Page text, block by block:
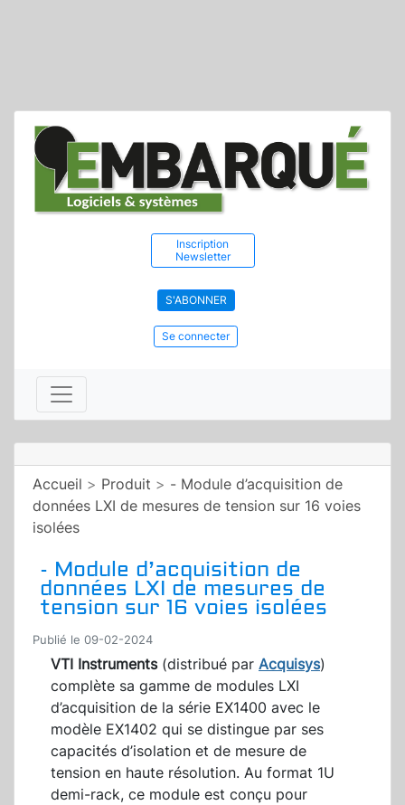
Inscription
Newsletter
S'ABONNER
Se connecter
Accueil > Produit > - Module d’acquisition de
données LXI de mesures de tension sur 16 voies
isolées
- Module d’acquisition de
données LXI de mesures de
tension sur 16 voies isolées
Publié le 09-02-2024
VTI Instruments(distribué par Acquisys)
complète sa gamme de modules LXI
d’acquisition de la série EX1400 avec le
modèle EX1402 qui se distingue par ses
capacités d’isolation et de mesure de
tension en haute résolution. Au format 1U
demi-rack, ce module est conçu pour